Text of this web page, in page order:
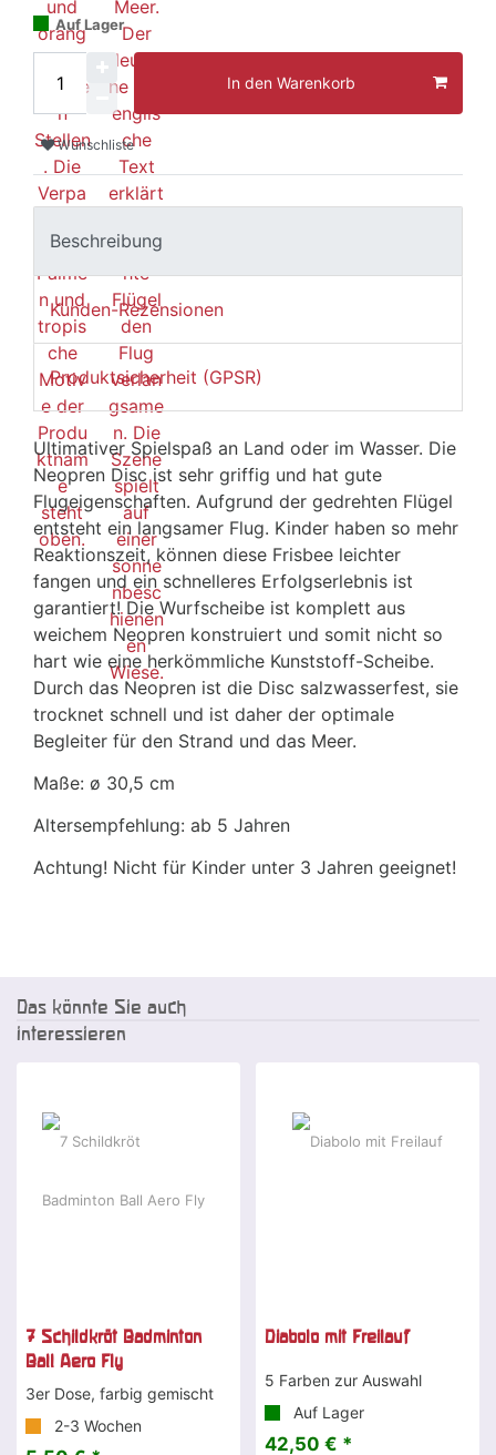
Auf Lager
In den Warenkorb
Wunschliste
Beschreibung
Kunden-Rezensionen
Produktsicherheit (GPSR)
Ultimativer Spielspaß an Land oder im Wasser. Die
Neopren Disc ist sehr griffig und hat gute
Flugeigenschaften. Aufgrund der gedrehten Flügel
entsteht ein langsamer Flug. Kinder haben so mehr
Reaktionszeit, können diese Frisbee leichter
fangen und ein schnelleres Erfolgserlebnis ist
garantiert! Die Wurfscheibe ist komplett aus
weichem Neopren konstruiert und somit nicht so
hart wie eine herkömmliche Kunststoff-Scheibe.
Durch das Neopren ist die Disc salzwasserfest, sie
trocknet schnell und ist daher der optimale
Begleiter für den Strand und das Meer.
Maße: ø 30,5 cm
Altersempfehlung: ab 5 Jahren
Achtung! Nicht für Kinder unter 3 Jahren geeignet!
Das könnte Sie auch
interessieren
7 Schildkröt Badminton
Ball Aero Fly
3er Dose, farbig gemischt
2-3 Wochen
Diabolo mit Freilauf
5 Farben zur Auswahl
Auf Lager
42,50 € *